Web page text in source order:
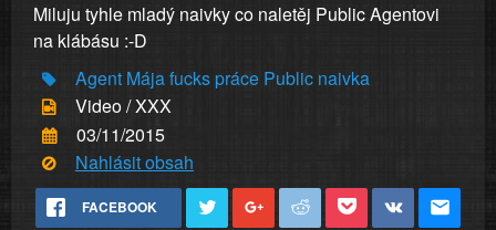
Miluju tyhle mladý naivky co naletěj Public Agentovi
na klábásu :-D
Agent Májafuckspráce Public naivka
Video / XXX
03/11/2015
Nahlásit obsah
FACEBOOK